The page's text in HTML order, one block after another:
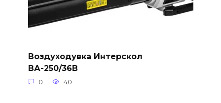
Воздуходувка Интерскол
ВА-250/36В
0 40